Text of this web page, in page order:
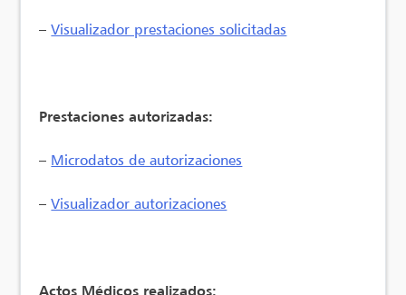
–Visualizador prestaciones solicitadas
Prestaciones autorizadas:
– Microdatos de autorizaciones
–Visualizador autorizaciones
Actos Médicos realizados: